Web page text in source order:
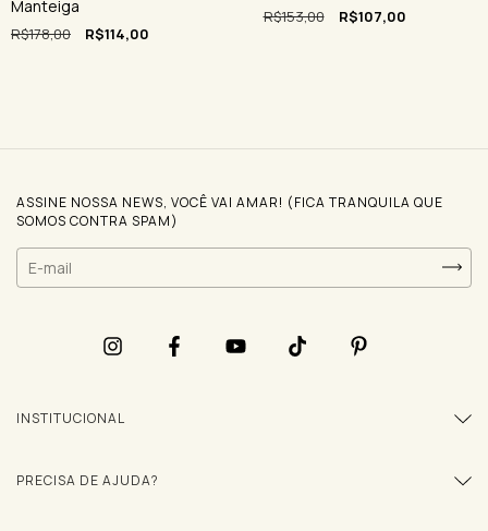
Manteiga
R$178,00 R$114,00
R$153,00 R$107,00
ASSINE NOSSA NEWS, VOCÊ VAI AMAR! (FICA TRANQUILA QUE
SOMOS CONTRA SPAM)
INSTITUCIONAL
PRECISA DE AJUDA?